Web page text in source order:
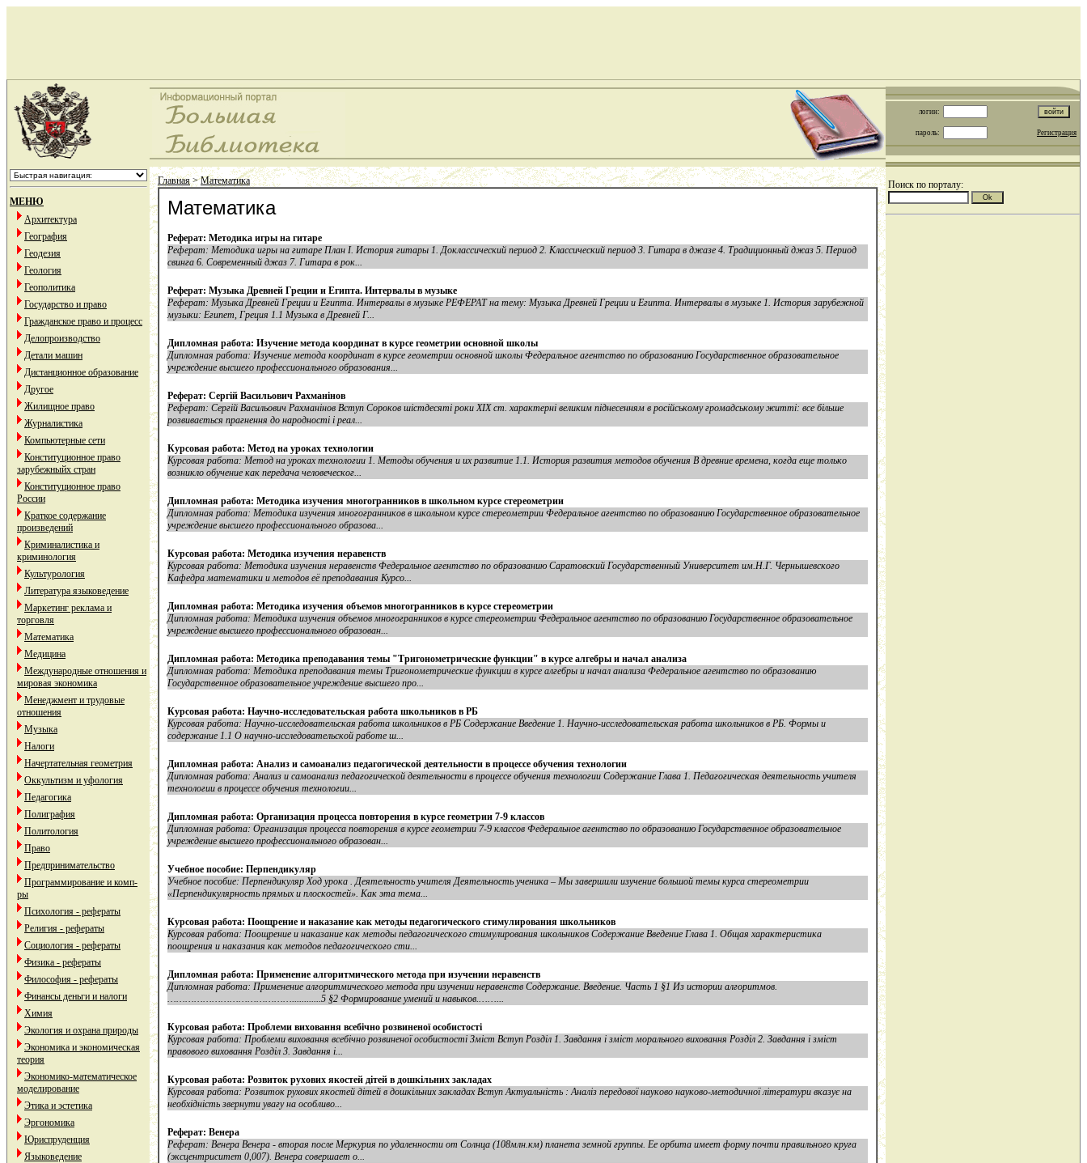
логин:
пароль: Регистрация
МЕНЮ
Архитектура
География
Геодезия
Геология
Геополитика
Государство и право
Гражданское право и процесс
Делопроизводство
Детали машин
Дистанционное образование
Другое
Жилищное право
Журналистика
Компьютерные сети
Конституционное право
зарубежныйх стран
Конституционное право
России
Краткое содержание
произведений
Криминалистика и
криминология
Культурология
Литература языковедение
Маркетинг реклама и
торговля
Математика
Медицина
Международные отношения и
мировая экономика
Менеджмент и трудовые
отношения
Музыка
Налоги
Начертательная геометрия
Оккультизм и уфология
Педагогика
Полиграфия
Политология
Право
Предпринимательство
Программирование и комп-
ры
Психология - рефераты
Религия - рефераты
Социология - рефераты
Физика - рефераты
Философия - рефераты
Финансы деньги и налоги
Химия
Экология и охрана природы
Экономика и экономическая
теория
Экономико-математическое
моделирование
Этика и эстетика
Эргономика
Юриспруденция
Языковедение
Главная>Математика
Математика
Реферат: Методика игры на гитаре
Реферат: Методика игры на гитаре План І. История гитары 1. Доклассический период 2. Классический период 3. Гитара в джазе 4. Традиционный джаз 5. Период
свинга 6. Современный джаз 7. Гитара в рок...
Реферат: Музыка Древней Греции и Египта. Интервалы в музыке
Реферат: Музыка Древней Греции и Египта. Интервалы в музыке РЕФЕРАТ на тему: Музыка Древней Греции и Египта. Интервалы в музыке 1. История зарубежной
музыки: Египет, Греция 1.1 Музыка в Древней Г...
Дипломная работа: Изучение метода координат в курсе геометрии основной школы
Дипломная работа: Изучение метода координат в курсе геометрии основной школы Федеральное агентство по образованию Государственное образовательное
учреждение высшего профессионального образования...
Реферат: Сергій Васильович Рахманінов
Реферат: Сергій Васильович Рахманінов Вступ Сороков шістдесяті роки XIX ст. характерні великим піднесенням в російському громадському житті: все більше
розвивається прагнення до народності і реал...
Курсовая работа: Метод на уроках технологии
Курсовая работа: Метод на уроках технологии 1. Методы обучения и их развитие 1.1. История развития методов обучения В древние времена, когда еще только
возникло обучение как передача человеческог...
Дипломная работа: Методика изучения многогранников в школьном курсе стереометрии
Дипломная работа: Методика изучения многогранников в школьном курсе стереометрии Федеральное агентство по образованию Государственное образовательное
учреждение высшего профессионального образова...
Курсовая работа: Методика изучения неравенств
Курсовая работа: Методика изучения неравенств Федеральное агентство по образованию Саратовский Государственный Университет им.Н.Г. Чернышевского
Кафедра математики и методов её преподавания Курсо...
Дипломная работа: Методика изучения объемов многогранников в курсе стереометрии
Дипломная работа: Методика изучения объемов многогранников в курсе стереометрии Федеральное агентство по образованию Государственное образовательное
учреждение высшего профессионального образован...
Дипломная работа: Методика преподавания темы "Тригонометрические функции" в курсе алгебры и начал анализа
Дипломная работа: Методика преподавания темы Тригонометрические функции в курсе алгебры и начал анализа Федеральное агентство по образованию
Государственное образовательное учреждение высшего про...
Курсовая работа: Научно-исследовательская работа школьников в РБ
Курсовая работа: Научно-исследовательская работа школьников в РБ Содержание Введение 1. Научно-исследовательская работа школьников в РБ. Формы и
содержание 1.1 О научно-исследовательской работе ш...
Дипломная работа: Анализ и самоанализ педагогической деятельности в процессе обучения технологии
Дипломная работа: Анализ и самоанализ педагогической деятельности в процессе обучения технологии Содержание Глава 1. Педагогическая деятельность учителя
технологии в процессе обучения технологии...
Дипломная работа: Организация процесса повторения в курсе геометрии 7-9 классов
Дипломная работа: Организация процесса повторения в курсе геометрии 7-9 классов Федеральное агентство по образованию Государственное образовательное
учреждение высшего профессионального образован...
Учебное пособие: Перпендикуляр
Учебное пособие: Перпендикуляр Ход урока . Деятельность учителя Деятельность ученика – Мы завершили изучение большой темы курса стереометрии
«Перпендикулярность прямых и плоскостей». Как эта тема...
Курсовая работа: Поощрение и наказание как методы педагогического стимулирования школьников
Курсовая работа: Поощрение и наказание как методы педагогического стимулирования школьников Содержание Введение Глава 1. Общая характеристика
поощрения и наказания как методов педагогического сти...
Дипломная работа: Применение алгоритмического метода при изучении неравенств
Дипломная работа: Применение алгоритмического метода при изучении неравенств Содержание. Введение. Часть 1 §1 Из истории алгоритмов.
……………………………………............5 §2 Формирование умений и навыков.……...
Курсовая работа: Проблеми виховання всебічно розвиненої особистості
Курсовая работа: Проблеми виховання всебічно розвиненої особистості Зміст Вступ Розділ 1. Завдання і зміст морального виховання Розділ 2. Завдання і зміст
правового виховання Розділ 3. Завдання і...
Курсовая работа: Розвиток рухових якостей дітей в дошкільних закладах
Курсовая работа: Розвиток рухових якостей дітей в дошкільних закладах Вступ Актуальність : Аналіз передової науково науково-методичної літератури вказує на
необхідність звернути увагу на особливо...
Реферат: Венера
Реферат: Венера Венера - вторая после Меркурия по удаленности от Солнца (108млн.км) планета земной группы. Ее орбита имеет форму почти правильного круга
(эксцентриситет 0,007). Венера совершает о...
Поиск по порталу: